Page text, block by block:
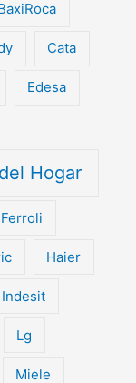
Cata
Edesa
Hogar
Ferroli
Haier
Indesit
Lg
Miele